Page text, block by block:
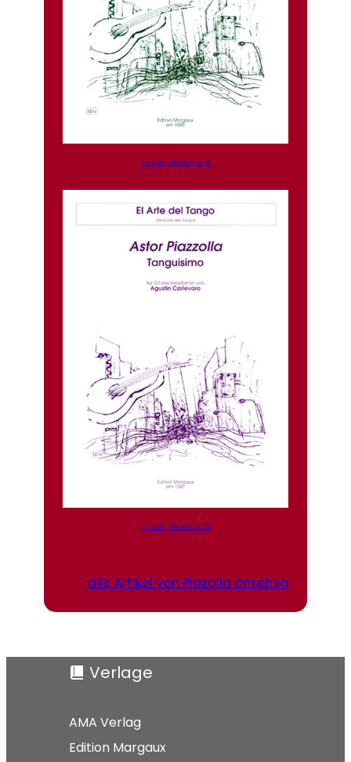
In den Warenkorb
In den Warenkorb
alle Artikel von Piazolla ansehen
Verlage
AMA Verlag
Edition Margaux